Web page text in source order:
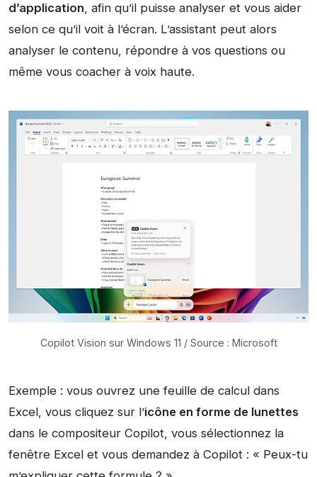
d’application, afin qu’il puisse analyser et vous aider
selon ce qu’il voit à l’écran. L’assistant peut alors
analyser le contenu, répondre à vos questions ou
même vous coacher à voix haute.
Copilot Vision sur Windows 11 / Source : Microsoft
Exemple : vous ouvrez une feuille de calcul dans
Excel, vous cliquez sur l’icône en forme de lunettes
dans le compositeur Copilot, vous sélectionnez la
fenêtre Excel et vous demandez à Copilot : « Peux-tu